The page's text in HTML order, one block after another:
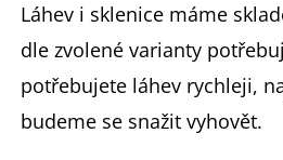
5
hvězdiček.
Láhev i sklenice máme
dle zvolené varianty
potřebujete láhev rychleji,
budeme se snažit vyhovět.